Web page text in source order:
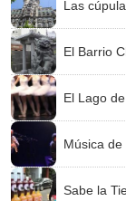
Las
El Barrio
El Lago
Música de
Sabe la